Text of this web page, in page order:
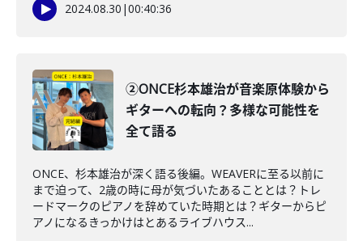
2024.08.30 |00:40:36
②ONCE杉本雄治が音楽原体験から
ギターへの転向？多様な可能性を
全て語る
ONCE、杉本雄治が深く語る後編。WEAVERに至る以前に
まで迫って、2歳の時に母が気づいたあることとは？トレ
ードマークのピアノを辞めていた時期とは？ギターからピ
アノになるきっかけはとあるライブハウス...